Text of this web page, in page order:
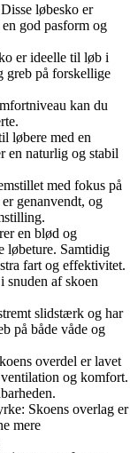
løbesko er
god pasform og
er ideelle til løb i
greb på forskellige
kan du
løbere med en
en naturlig og stabil
med fokus på
genanvendt, og
en blød og
løbeture. Samtidig
fart og effektivitet.
snuden af skoen
slidstærk og har
på både våde og
overdel er lavet
og komfort.
Skoens overlag er
mere